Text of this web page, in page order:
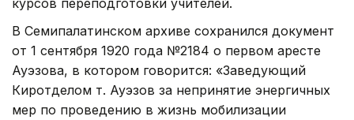
В Семипалатинском архиве сохранился документ
от 1 сентября 1920 года №2184 о первом аресте
Ауэзова, в котором говорится: «Заведующий
Киротделом т. Ауэзов за непринятие энергичных
мер по проведению в жизнь мобилизации